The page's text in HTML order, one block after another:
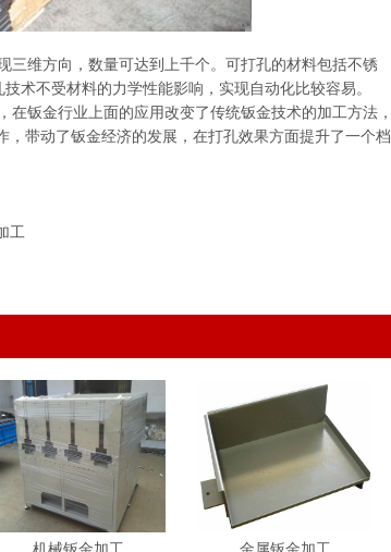
维方向，数量可达到上千个。可打孔的材料包括不锈
术不受材料的力学性能影响，实现自动化比较容易。
在钣金行业上面的应用改变了传统钣金技术的加工方法，
带动了钣金经济的发展，在打孔效果方面提升了一个档
工